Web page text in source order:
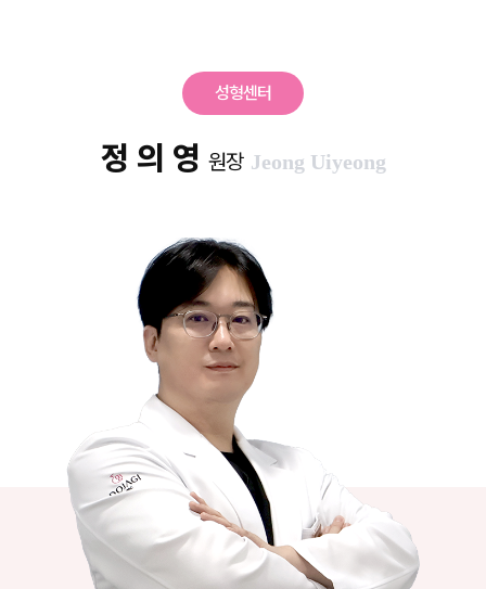
성형센터
정 의 영 원장 Jeong Uiyeong